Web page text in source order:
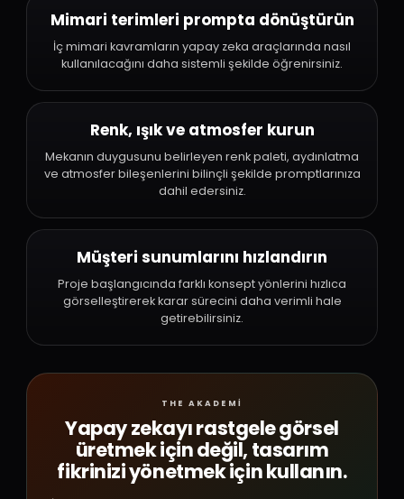
Mimari terimleri prompta dönüştürün
İç mimari kavramların yapay zeka araçlarında nasıl
kullanılacağını daha sistemli şekilde öğrenirsiniz.
Renk, ışık ve atmosfer kurun
Mekanın duygusunu belirleyen renk paleti, aydınlatma
ve atmosfer bileşenlerini bilinçli şekilde promptlarınıza
dahil edersiniz.
Müşteri sunumlarını hızlandırın
Proje başlangıcında farklı konsept yönlerini hızlıca
görselleştirerek karar sürecini daha verimli hale
getirebilirsiniz.
THE AKADEMİ
Yapay zekayı rastgele görsel
üretmek için değil, tasarım
fikrinizi yönetmek için kullanın.